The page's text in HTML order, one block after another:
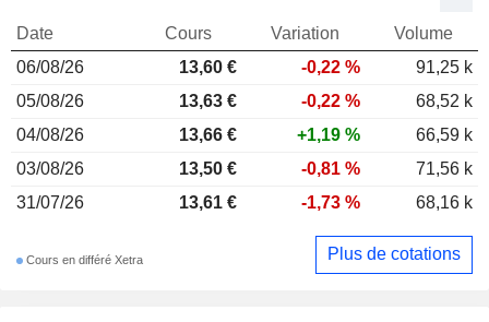
Date Cours Variation
Volume
06/08/26
13,60 € -0,22 %
91,25 k
05/08/26
13,63 € -0,22 %
68,52 k
04/08/26
13,66 € +1,19 %
66,59 k
03/08/26
13,50 € -0,81 %
71,56 k
31/07/26
13,61 € -1,73 % 68,16 k
Cours en différé Xetra Plus de cotations